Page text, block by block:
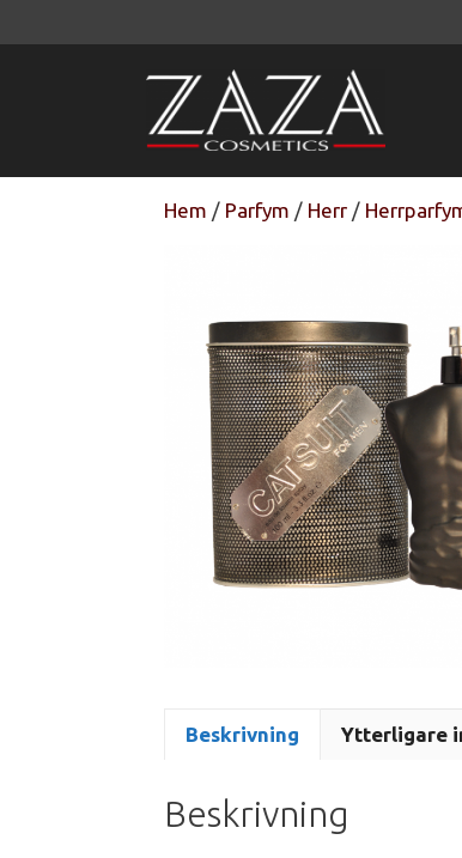
till
Hem / Parfym / Herr /
Beskrivning Ytterligare
Beskrivning